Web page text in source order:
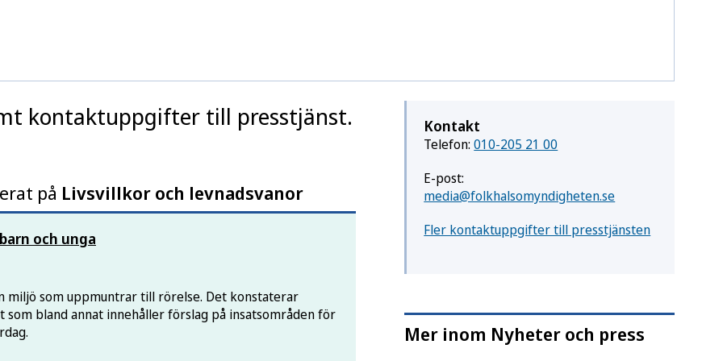
kontaktuppgifter till presstjänst.
på Livsvillkor och levnadsvanor
och unga
miljö som uppmuntrar till rörelse. Det konstaterar
bland annat innehåller förslag på insatsområden för
Kontakt
Telefon:010-205 21 00
E-post:
media@folkhalsomyndigheten.se
Fler kontaktuppgifter till presstjänsten
Mer inom Nyheter och press